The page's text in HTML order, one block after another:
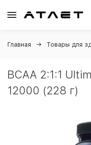
Главная Товары для
BCAA 2:1:1
12000 (228 г)